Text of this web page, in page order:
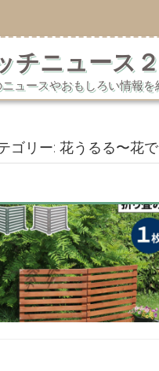
チニュース２
ニュースやおもしろい情報
ゴリー: 花うるる〜花